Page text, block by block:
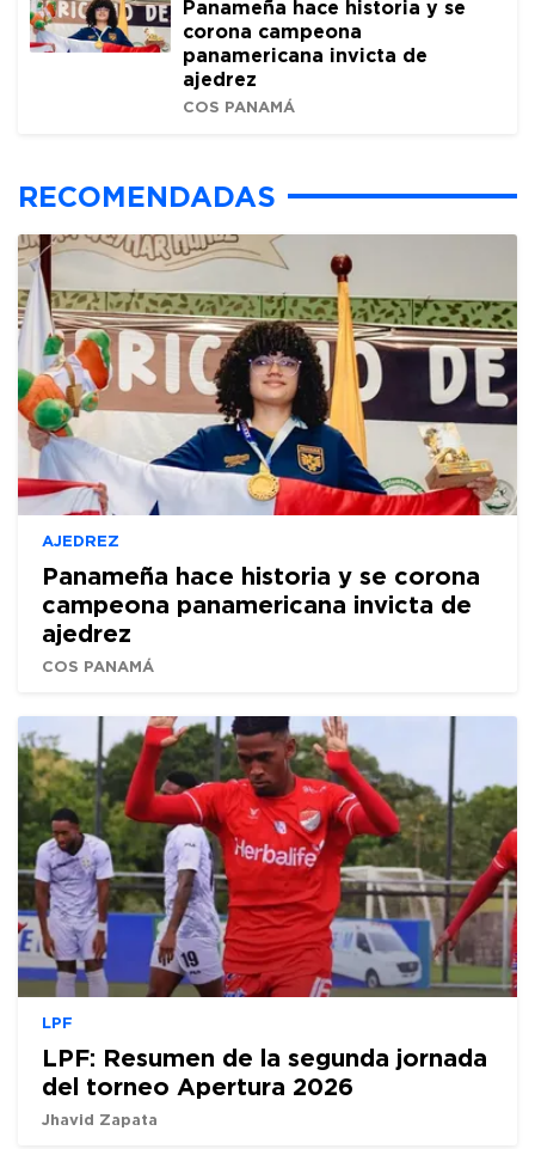
Panameña hace historia y se
corona campeona
panamericana invicta de
ajedrez
COS PANAMÁ
RECOMENDADAS
AJEDREZ
Panameña hace historia y se corona
campeona panamericana invicta de
ajedrez
COS PANAMÁ
LPF
LPF: Resumen de la segunda jornada
del torneo Apertura 2026
Jhavid Zapata